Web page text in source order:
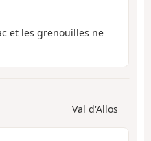
et les grenouilles ne
Val d'Allos